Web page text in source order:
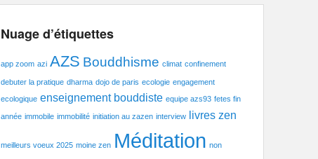
Nuage d’étiquettes
app zoom azi AZS Bouddhisme climat confinement
debuter la pratique dharma dojo de paris ecologie engagement
ecologique enseignement bouddiste equipe azs93 fetes fin
année immobile immobilité initiation au zazen interview livres zen
meilleurs voeux 2025 moine zen Méditation non